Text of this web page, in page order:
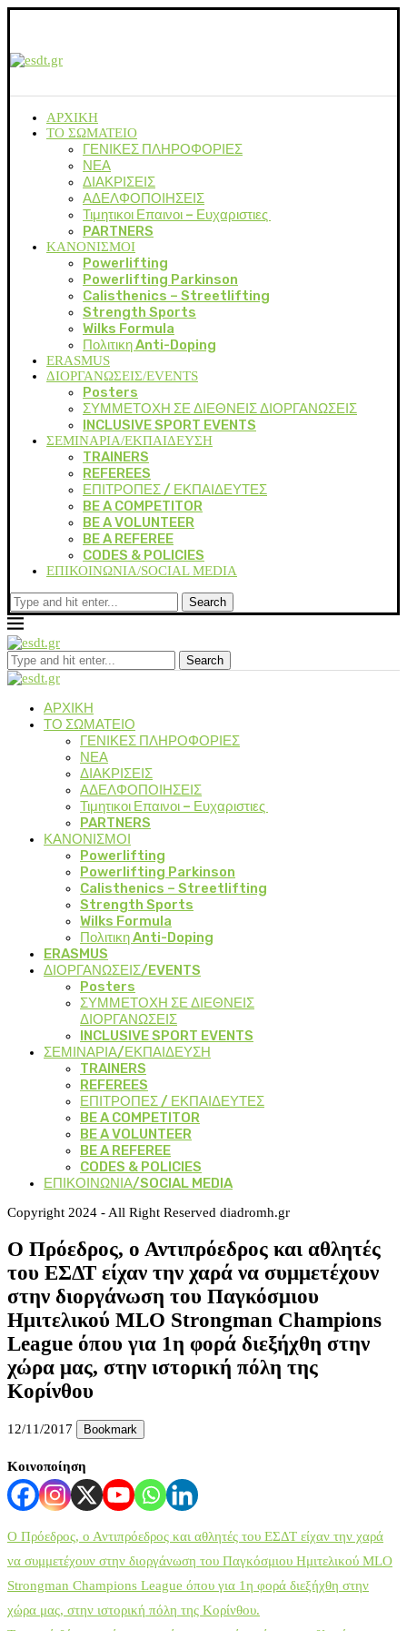
ΑΡΧΙΚΗ
ΤΟ ΣΩΜΑΤΕΙΟ
ΓΕΝΙΚΕΣ ΠΛΗΡΟΦΟΡΙΕΣ
ΝΕΑ
ΔΙΑΚΡΙΣΕΙΣ
ΑΔΕΛΦΟΠΟΙΗΣΕΙΣ
Τιμητικοι Επαινοι – Ευχαριστιες
PARTNERS
ΚΑΝΟΝΙΣΜΟΙ
Powerlifting
Powerlifting Parkinson
Calisthenics – Streetlifting
Strength Sports
Wilks Formula
Πολιτικη Anti-Doping
ERASMUS
ΔΙΟΡΓΑΝΩΣΕΙΣ/EVENTS
Posters
ΣΥΜΜΕΤΟΧΗ ΣΕ ΔΙΕΘΝΕΙΣ ΔΙΟΡΓΑΝΩΣΕΙΣ
INCLUSIVE SPORT EVENTS
ΣΕΜΙΝΑΡΙΑ/ΕΚΠΑΙΔΕΥΣΗ
TRAINERS
REFEREES
ΕΠΙΤΡΟΠΕΣ / ΕΚΠΑΙΔΕΥΤΕΣ
BE A COMPETITOR
BE A VOLUNTEER
BE A REFEREE
CODES & POLICIES
ΕΠΙΚΟΙΝΩΝΙΑ/SOCIAL MEDIA
Search
Search
ΑΡΧΙΚΗ
ΤΟ ΣΩΜΑΤΕΙΟ
ΓΕΝΙΚΕΣ ΠΛΗΡΟΦΟΡΙΕΣ
ΝΕΑ
ΔΙΑΚΡΙΣΕΙΣ
ΑΔΕΛΦΟΠΟΙΗΣΕΙΣ
Τιμητικοι Επαινοι – Ευχαριστιες
PARTNERS
ΚΑΝΟΝΙΣΜΟΙ
Powerlifting
Powerlifting Parkinson
Calisthenics – Streetlifting
Strength Sports
Wilks Formula
Πολιτικη Anti-Doping
ERASMUS
ΔΙΟΡΓΑΝΩΣΕΙΣ/EVENTS
Posters
ΣΥΜΜΕΤΟΧΗ ΣΕ ΔΙΕΘΝΕΙΣ
ΔΙΟΡΓΑΝΩΣΕΙΣ
INCLUSIVE SPORT EVENTS
ΣΕΜΙΝΑΡΙΑ/ΕΚΠΑΙΔΕΥΣΗ
TRAINERS
REFEREES
ΕΠΙΤΡΟΠΕΣ / ΕΚΠΑΙΔΕΥΤΕΣ
BE A COMPETITOR
BE A VOLUNTEER
BE A REFEREE
CODES & POLICIES
ΕΠΙΚΟΙΝΩΝΙΑ/SOCIAL MEDIA
Copyright 2024 - All Right Reserved diadromh.gr
Ο Πρόεδρος, ο Αντιπρόεδρος και αθλητές
του ΕΣΔΤ είχαν την χαρά να συμμετέχουν
στην διοργάνωση του Παγκόσμιου
Ημιτελικού MLO Strongman Champions
League όπου για 1η φορά διεξήχθη στην
χώρα μας, στην ιστορική πόλη της
Κορίνθου
12/11/2017 Bookmark
Κοινοποίηση
Ο Πρόεδρος, ο Αντιπρόεδρος και αθλητές του ΕΣΔΤ είχαν την χαρά
να συμμετέχουν στην διοργάνωση του Παγκόσμιου Ημιτελικού MLO
Strongman Champions League όπου για 1η φορά διεξήχθη στην
χώρα μας, στην ιστορική πόλη της Κορίνθου.